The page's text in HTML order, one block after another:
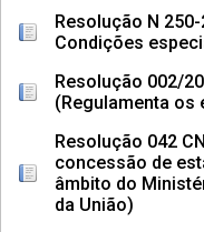
Resolução N
Condições
Resolução 002/
(Regulamenta os
Resolução 042
concessão de
âmbito do
da União)